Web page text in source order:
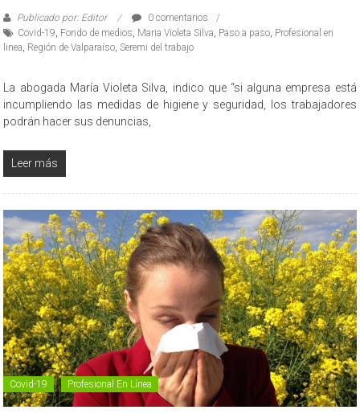
Publicado por: Editor
0 comentarios
Covid-19 Fondo de medios Maria Violeta Silva Paso a paso Profesional en
linea Región de Valparaíso ,Seremi del trabajo
La abogada María Violeta Silva, indico que “si alguna empresa está
incumpliendo las medidas de higiene y seguridad, los trabajadores
podrán hacer sus denuncias,
Leer más
Covid-19 Profesional En Línea